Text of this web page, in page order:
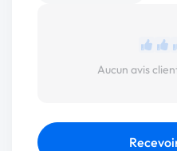
Aucun avis